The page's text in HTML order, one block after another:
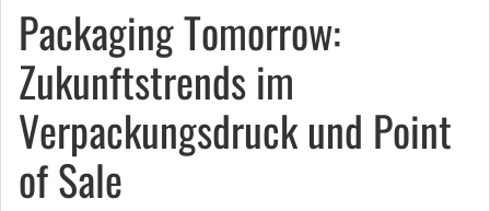
Packaging Tomorrow:
Zukunftstrends im
Verpackungsdruck und Point
of Sale